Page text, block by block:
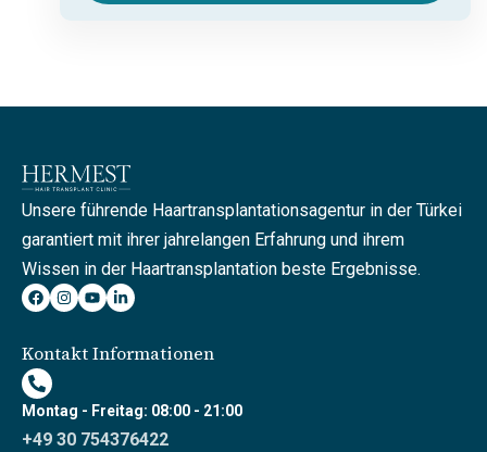
Unsere führende Haartransplantationsagentur in der Türkei
garantiert mit ihrer jahrelangen Erfahrung und ihrem
Wissen in der Haartransplantation beste Ergebnisse.
Kontakt Informationen
Montag - Freitag: 08:00 - 21:00
+49 30 754376422